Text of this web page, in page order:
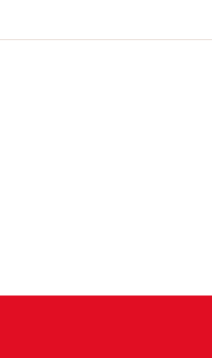
Wasser“ (= alemannisch
der Schweiz
liefert anteilig